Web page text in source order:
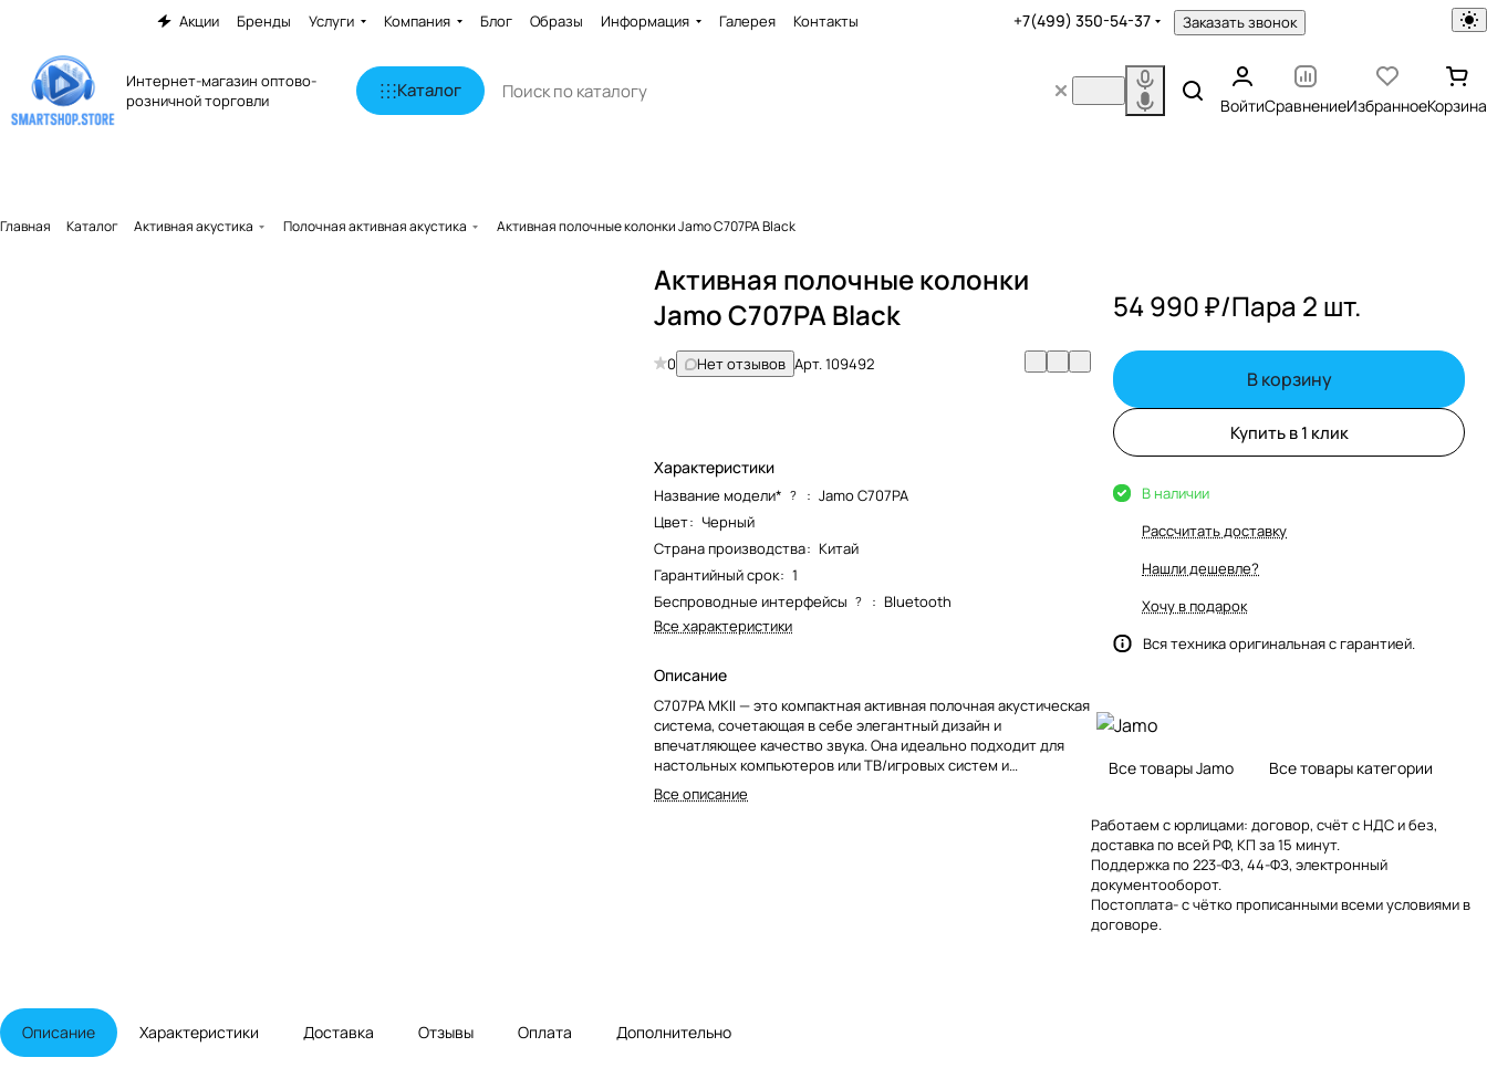
Акции Бренды Услуги Компания Блог Образы Информация Галерея Контакты +7(499) 350-54-37 Заказать звонок
Интернет-магазин оптово-
розничной торговли
Каталог
ВойтиСравнениеИзбранноеКорзина
Главная Каталог Активная акустика Полочная активная акустика Активная полочные колонки Jamo C707PA Black
Активная полочные колонки
Jamo C707PA Black
0 Нет отзывов Арт.109492
Характеристики
Название модели* ? : Jamo C707PA
Цвет: Черный
Страна производства: Китай
Гарантийный срок: 1
Беспроводные интерфейсы ? : Bluetooth
Все характеристики
Описание
C707PA MKII — это компактная активная полочная акустическая
система, сочетающая в себе элегантный дизайн и
впечатляющее качество звука. Она идеально подходит для
настольных компьютеров или ТВ/игровых систем и
поддерживает различные способы подключения: Bluetooth®,
HDMI TV ARC, USB и аудиоразъемы. Благодаря элегантному
Все описание
54 990 ₽/Пара 2 шт.
В корзину
Купить в 1 клик
В наличии
Рассчитать доставку
Нашли дешевле?
Хочу в подарок
Вся техника оригинальная с гарантией.
Все товары Jamo Все товары категории
Работаем с юрлицами: договор, счёт с НДС и без,
доставка по всей РФ, КП за 15 минут.
Поддержка по 223-ФЗ, 44-ФЗ, электронный
документооборот.
Постоплата- с чётко прописанными всеми условиями в
договоре.
Описание Характеристики Доставка Отзывы Оплата Дополнительно